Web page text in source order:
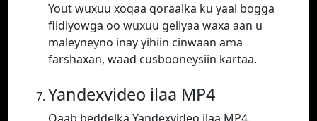
Yout wuxuu xoqaa qoraalka ku yaal bogga
fiidiyowga oo wuxuu geliyaa waxa aan u
maleyneyno inay yihiin cinwaan ama
farshaxan, waad cusbooneysiin kartaa.
Yandexvideo ilaa MP4